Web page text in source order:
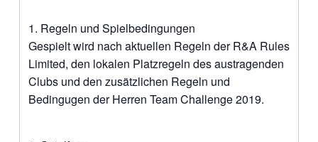
1. Regeln und Spielbedingungen
Gespielt wird nach aktuellen Regeln der R&A Rules
Limited, den lokalen Platzregeln des austragenden
Clubs und den zusätzlichen Regeln und
Bedingugen der Herren Team Challenge 2019.